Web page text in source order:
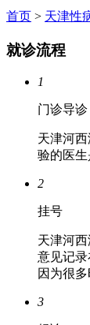
首页 > 天津性
就诊流程
1
门诊导诊
天津河
验的医
2
挂号
天津河
意见记
因为很
3